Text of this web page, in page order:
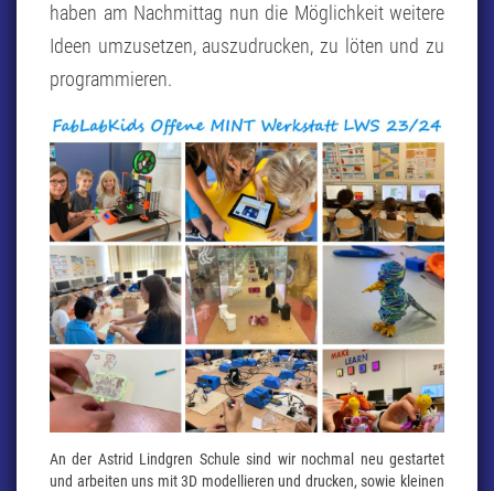
haben am Nachmittag nun die Möglichkeit weitere
Ideen umzusetzen, auszudrucken, zu löten und zu
programmieren.
An der Astrid Lindgren Schule sind wir nochmal neu gestartet
und arbeiten uns mit 3D modellieren und drucken, sowie kleinen